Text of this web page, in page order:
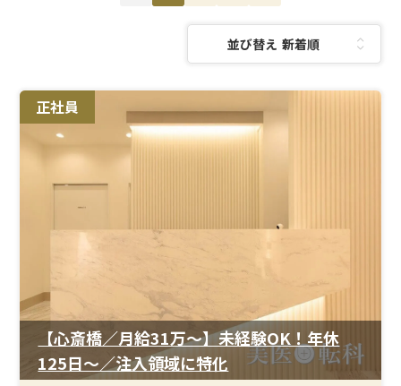
並び替え：
正社員
【心斎橋／月給31万〜】未経験OK！年休
125日〜／注入領域に特化